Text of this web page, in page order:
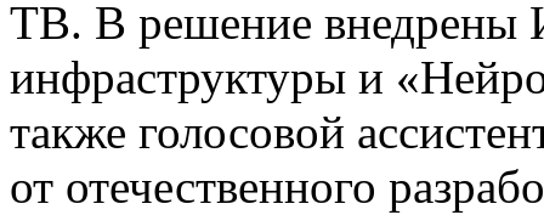
ТВ. В решение внедрены
инфраструктуры и
также голосовой
от отечественного